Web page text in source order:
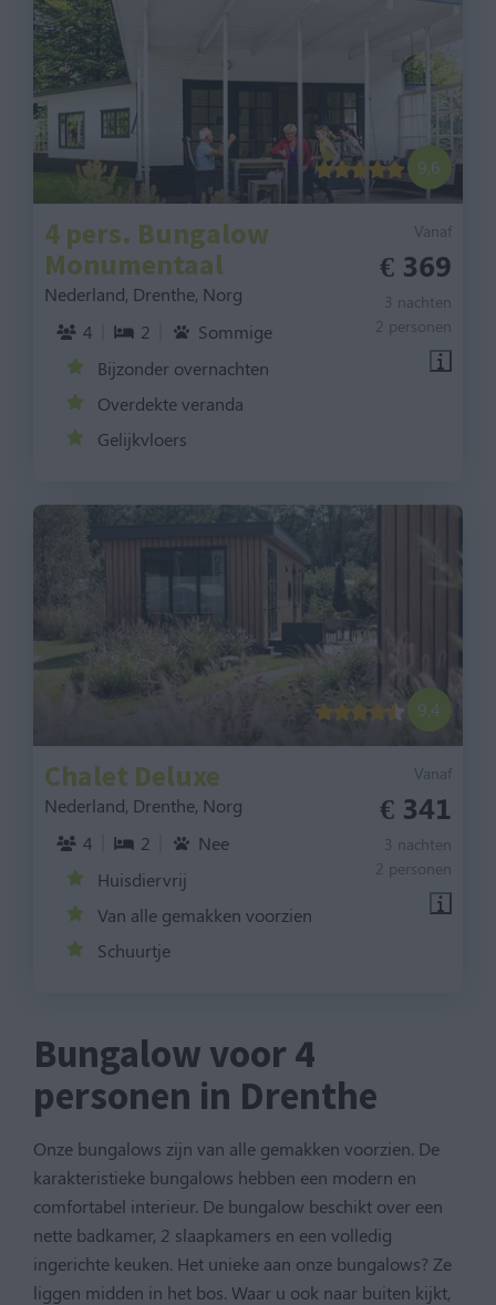
9,6
Vanaf
€ 369
3 nachten
2 personen
4 pers. Bungalow
Monumentaal
Nederland, Drenthe, Norg
4
2
Sommige
Bijzonder overnachten
Overdekte veranda
Gelijkvloers
9,4
Vanaf
€ 341
3 nachten
2 personen
Chalet Deluxe
Nederland, Drenthe, Norg
4
2
Nee
Huisdiervrij
Van alle gemakken voorzien
Schuurtje
Bungalow voor 4
personen in Drenthe
Onze bungalows zijn van alle gemakken voorzien. De
karakteristieke bungalows hebben een modern en
comfortabel interieur. De bungalow beschikt over een
nette badkamer, 2 slaapkamers en een volledig
ingerichte keuken. Het unieke aan onze bungalows? Ze
liggen midden in het bos. Waar u ook naar buiten kijkt,